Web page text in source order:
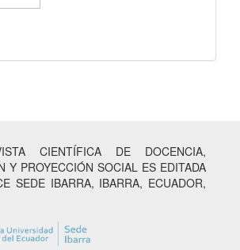
CIENTÍFICA DE DOCENCIA,
Y PROYECCIÓN SOCIAL ES EDITADA
SEDE IBARRA, IBARRA, ECUADOR,